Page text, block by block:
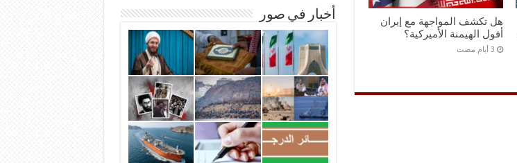
هل تكشف المواجهة مع إيران
أفول الهيمنة الأميركية؟
أخبار في صور